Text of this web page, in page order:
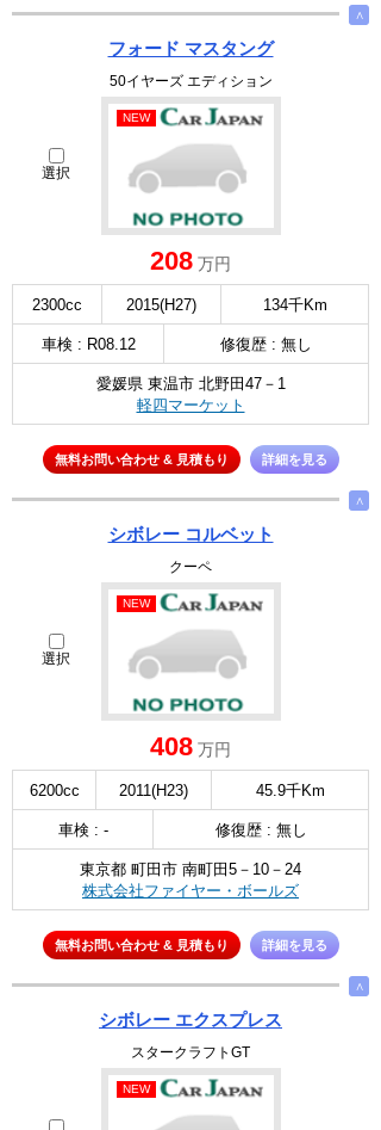
∧
フォード マスタング
50イヤーズ エディション
選択
NEW
208 万円
2300cc 2015(H27) 134千Km
車検 : R08.12 修復歴 : 無し
愛媛県 東温市 北野田47－1
軽四マーケット
無料お問い合わせ & 見積もり 詳細を見る
∧
シボレー コルベット
クーペ
選択
NEW
408 万円
6200cc 2011(H23) 45.9千Km
車検 : - 修復歴 : 無し
東京都 町田市 南町田5－10－24
株式会社ファイヤー・ボールズ
無料お問い合わせ & 見積もり 詳細を見る
∧
シボレー エクスプレス
スタークラフトGT
NEW